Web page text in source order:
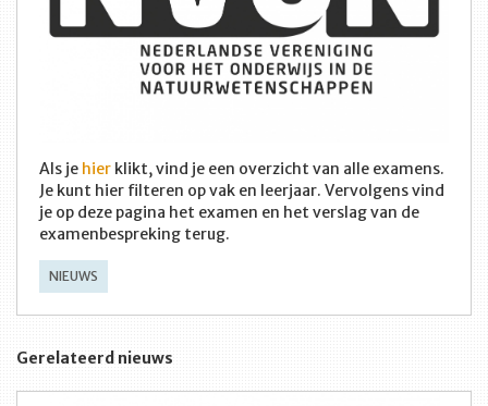
Als je hier klikt, vind je een overzicht van alle examens.
Je kunt hier filteren op vak en leerjaar. Vervolgens vind
je op deze pagina het examen en het verslag van de
examenbespreking terug.
NIEUWS
Gerelateerd nieuws